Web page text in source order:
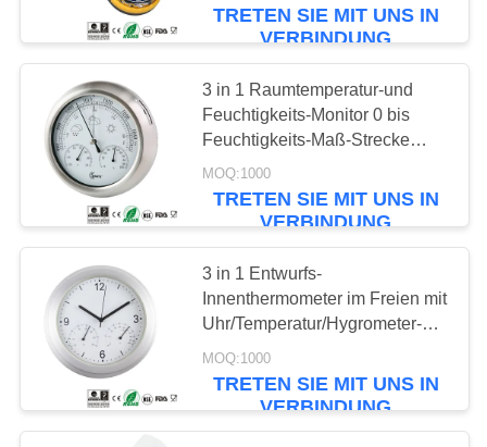
Süßigkeit frittieren
Thermometer
Grill-Thermometer
23
TRETEN SIE MIT UNS IN
VERBINDUNG
3 in 1 Raumtemperatur-und
Feuchtigkeits-Monitor 0 bis
Feuchtigkeits-Maß-Strecke
100%
MOQ:1000
TRETEN SIE MIT UNS IN
VERBINDUNG
3 in 1 Entwurfs-
Innenthermometer im Freien mit
Uhr/Temperatur/Hygrometer-
Lesung
MOQ:1000
TRETEN SIE MIT UNS IN
VERBINDUNG